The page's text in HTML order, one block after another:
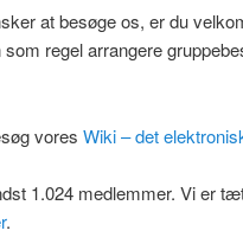
at besøge os, er du
som regel arrangere
vores Wiki – det
1.024 medlemmer. Vi er
.